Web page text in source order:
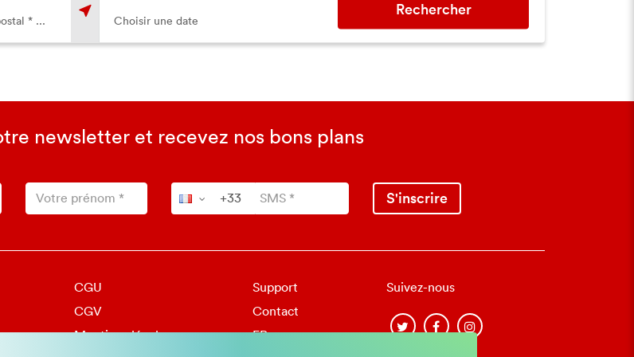
Rechercher
newsletter et recevez nos bons plans
S'inscrire
CGU
CGV
Mentions légales
Support
Contact
FR
Suivez-nous